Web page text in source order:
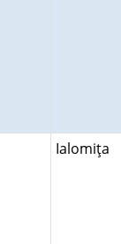
Ialomiţa